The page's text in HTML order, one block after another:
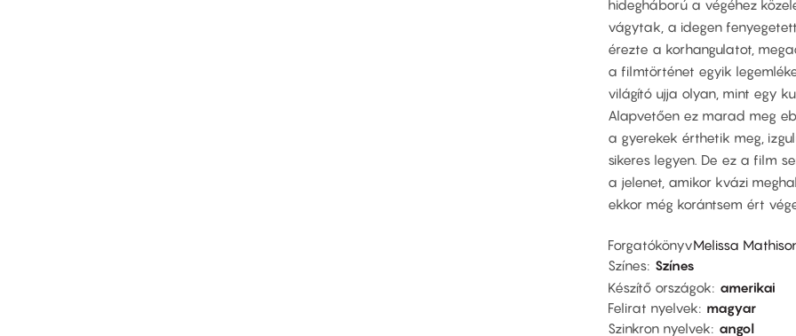
hidegháború a végéhez
vágytak, a idegen
érezte a korhangulatot,
a filmtörténet egyik
világító ujja olyan, mint egy
Alapvetően ez marad meg
a gyerekek érthetik meg,
sikeres legyen. De ez a film
a jelenet, amikor kvázi
ekkor még korántsem ért
ForgatókönyvMelissa
Színes Színes
Készítő országok
amerikai
Felirat nyelvek
magyar
Szinkron nyelvek
angol